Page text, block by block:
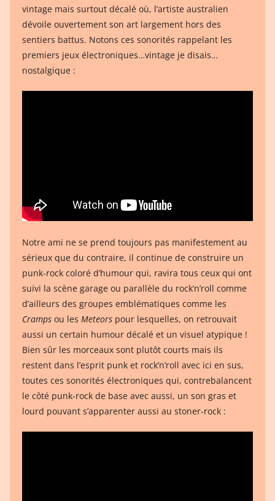
vintage mais surtout décalé où, l’artiste australien
dévoile ouvertement son art largement hors des
sentiers battus. Notons ces sonorités rappelant les
premiers jeux électroniques…vintage je disais…
nostalgique :
Notre ami ne se prend toujours pas manifestement au
sérieux que du contraire, il continue de construire un
punk-rock coloré d’humour qui, ravira tous ceux qui ont
suivi la scène garage ou parallèle du rock’n’roll comme
d’ailleurs des groupes emblématiques comme les
Cramps ou les Meteors pour lesquelles, on retrouvait
aussi un certain humour décalé et un visuel atypique !
Bien sûr les morceaux sont plutôt courts mais ils
restent dans l’esprit punk et rock’n’roll avec ici en sus,
toutes ces sonorités électroniques qui, contrebalancent
le côté punk-rock de base avec aussi, un son gras et
lourd pouvant s’apparenter aussi au stoner-rock :